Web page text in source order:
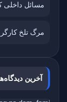
مسائل داخلی
مرگ تلخ
آخرین